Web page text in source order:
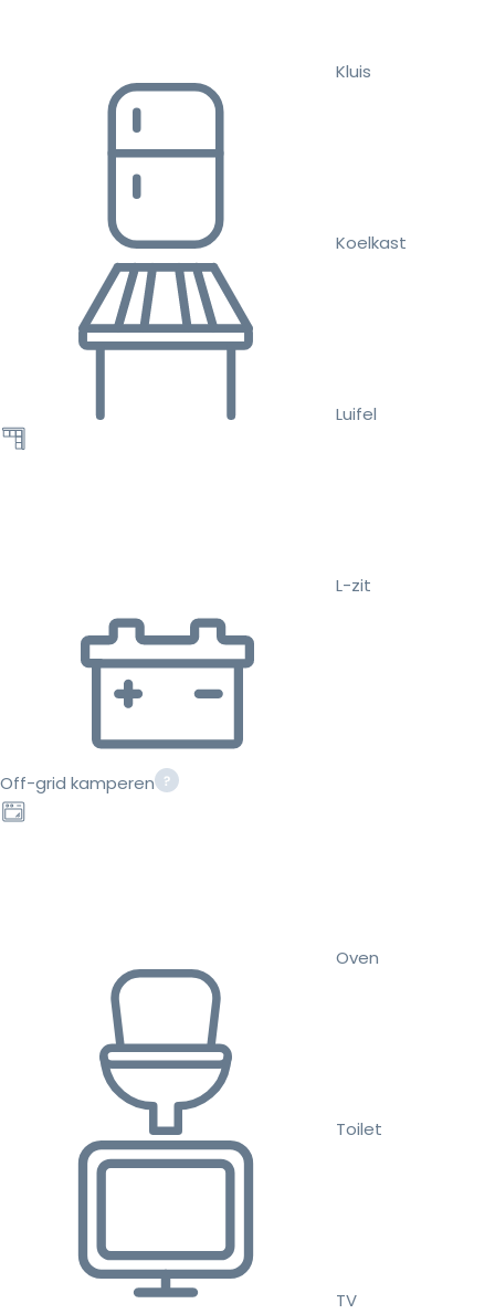
Kluis
Koelkast
Luifel
L-zit
Off-grid kamperen
Oven
Toilet
TV